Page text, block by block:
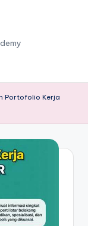
Portofolio Kerja